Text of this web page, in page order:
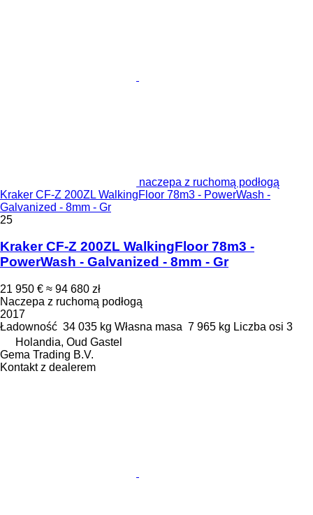
naczepa z ruchomą podłogą
Kraker CF-Z 200ZL WalkingFloor 78m3 - PowerWash -
Galvanized - 8mm - Gr
25
Kraker CF-Z 200ZL WalkingFloor 78m3 -
PowerWash - Galvanized - 8mm - Gr
21 950 € ≈ 94 680 zł
Naczepa z ruchomą podłogą
2017
Ładowność 34 035 kg Własna masa 7 965 kg Liczba osi 3
Holandia, Oud Gastel
Gema Trading B.V.
Kontakt z dealerem